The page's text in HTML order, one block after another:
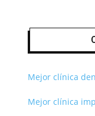
Mejor clínica
Mejor clínica